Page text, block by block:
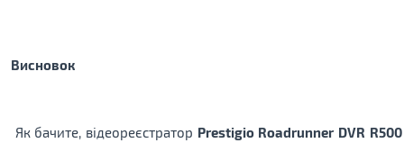
Висновок
Як бачите, відеореєстратор Prestigio Roadrunner DVR R500